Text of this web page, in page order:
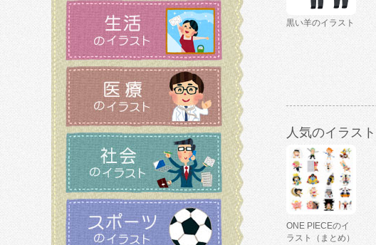
黒い羊のイラスト
人気のイラスト
ONE PIECEのイ
ラスト（まとめ）